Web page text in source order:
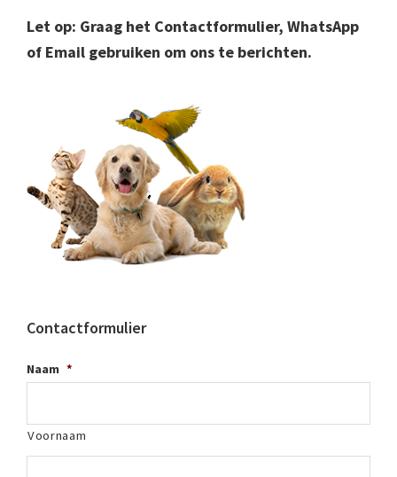
Let op: Graag het Contactformulier, WhatsApp
of Email gebruiken om ons te berichten.
Contactformulier
Naam *
Voornaam